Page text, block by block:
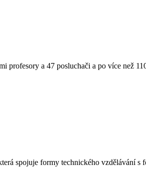
a 47 posluchači a po více než
spojuje formy technického vzdělávání s